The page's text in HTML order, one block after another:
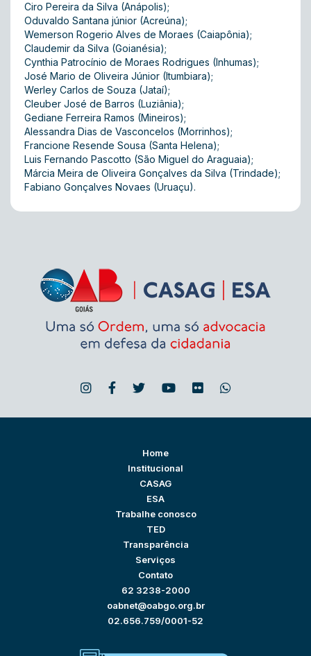
Ciro Pereira da Silva (Anápolis);
Oduvaldo Santana júnior (Acreúna);
Wemerson Rogerio Alves de Moraes (Caiapônia);
Claudemir da Silva (Goianésia);
Cynthia Patrocínio de Moraes Rodrigues (Inhumas);
José Mario de Oliveira Júnior (Itumbiara);
Werley Carlos de Souza (Jataí);
Cleuber José de Barros (Luziânia);
Gediane Ferreira Ramos (Mineiros);
Alessandra Dias de Vasconcelos (Morrinhos);
Francione Resende Sousa (Santa Helena);
Luis Fernando Pascotto (São Miguel do Araguaia);
Márcia Meira de Oliveira Gonçalves da Silva (Trindade);
Fabiano Gonçalves Novaes (Uruaçu).
Home
Institucional
CASAG
ESA
Trabalhe conosco
TED
Transparência
Serviços
Contato
62 3238-2000
oabnet@oabgo.org.br
02.656.759/0001-52